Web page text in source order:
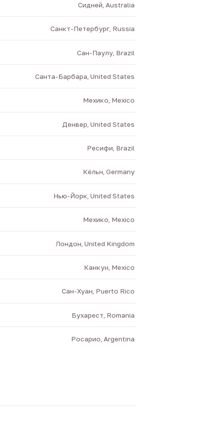
Сидней, Australia
Санкт-Петербург, Russia
Сан-Паулу, Brazil
Санта-Барбара, United States
Мехико, Mexico
Денвер, United States
Ресифи, Brazil
Кёльн, Germany
Нью-Йорк, United States
Мехико, Mexico
Лондон, United Kingdom
Канкун, Mexico
Сан-Хуан, Puerto Rico
Бухарест, Romania
Росарио, Argentina